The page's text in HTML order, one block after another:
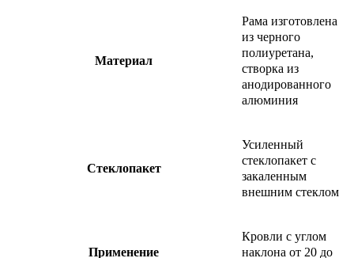
Материал
Рама изготовлена
из черного
полиуретана,
створка из
анодированного
алюминия
Стеклопакет
​Усиленный
стеклопакет с
закаленным
внешним стеклом
Применение
Кровли с углом
наклона от 20 до